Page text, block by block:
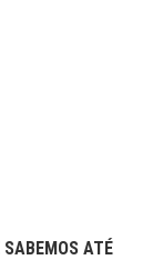
SABEMOS ATÉ